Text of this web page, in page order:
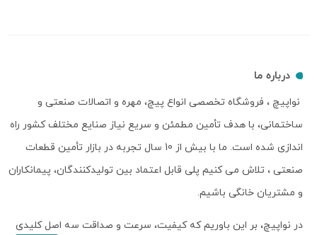
درباره ما
نواپیچ ، فروشگاه تخصصی انواع پیچ، مهره و اتصالات صنعتی و
ساختمانی، با هدف تأمین مطمئن و سریع نیاز صنایع مختلف کشور راه
اندازی شده است. ما با بیش از 10 سال تجربه در بازار تأمین قطعات
صنعتی ، تلاش می کنیم پلی قابل اعتماد بین تولیدکنندگان، پیمانکاران
و مشتریان خانگی باشیم.
در نواپیچ، بر این باوریم که کیفیت، سرعت و صداقت سه اصل کلیدی